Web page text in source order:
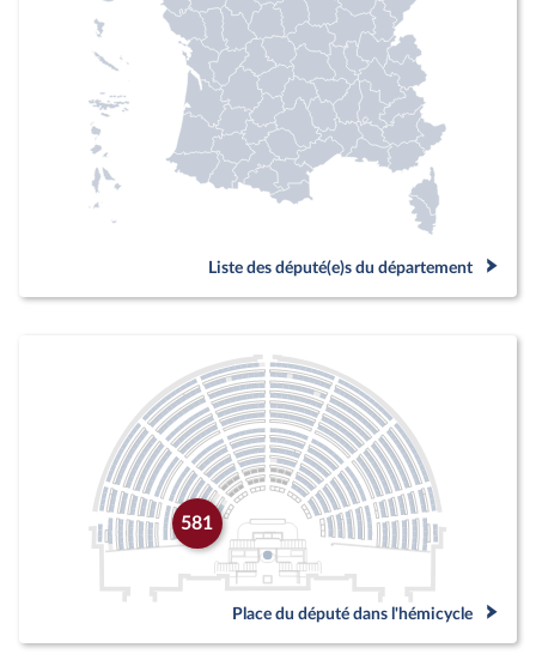
Liste des député(e)s du département
581
Place du député dans l'hémicycle